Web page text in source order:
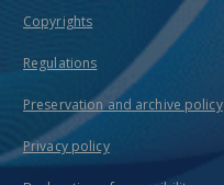
Copyrights
Regulations
Preservation and archive policy
Privacy policy